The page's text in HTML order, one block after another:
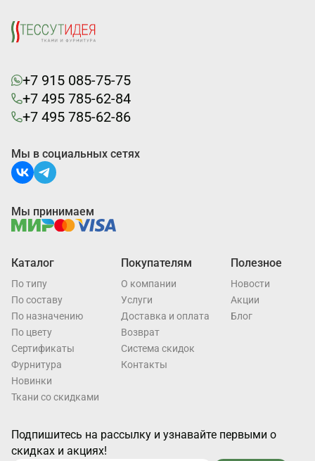
+7 915 085-75-75
+7 495 785-62-84
+7 495 785-62-86
Каталог
По типу
По составу
По назначению
По цвету
Cертификаты
Фурнитура
Новинки
Ткани со скидками
Покупателям
О компании
Услуги
Доставка и оплата
Возврат
Система скидок
Контакты
Полезное
Новости
Акции
Блог
Подпишитесь на рассылку и узнавайте первыми о
скидках и акциях!
Мы в социальных сетях
Мы принимаем